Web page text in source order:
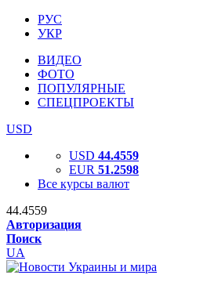
РУС
УКР
ВИДЕО
ФОТО
ПОПУЛЯРНЫЕ
СПЕЦПРОЕКТЫ
USD
USD 44.4559
EUR 51.2598
Все курсы валют
44.4559
Авторизация
Поиск
UA